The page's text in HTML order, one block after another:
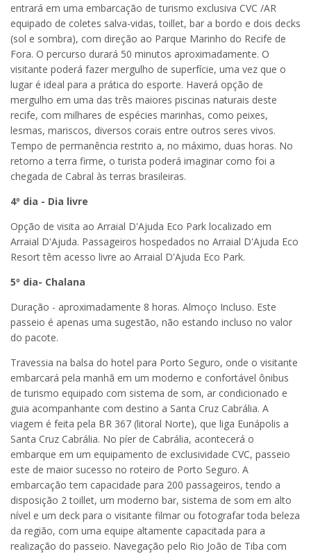
entrará em uma embarcação de turismo exclusiva CVC /AR
equipado de coletes salva-vidas, toillet, bar a bordo e dois decks
(sol e sombra), com direção ao Parque Marinho do Recife de
Fora. O percurso durará 50 minutos aproximadamente. O
visitante poderá fazer mergulho de superfície, uma vez que o
lugar é ideal para a prática do esporte. Haverá opção de
mergulho em uma das três maiores piscinas naturais deste
recife, com milhares de espécies marinhas, como peixes,
lesmas, mariscos, diversos corais entre outros seres vivos.
Tempo de permanência restrito a, no máximo, duas horas. No
retorno a terra firme, o turista poderá imaginar como foi a
chegada de Cabral às terras brasileiras.
4º dia - Dia livre
Opção de visita ao Arraial D'Ajuda Eco Park localizado em
Arraial D'Ajuda. Passageiros hospedados no Arraial D'Ajuda Eco
Resort têm acesso livre ao Arraial D'Ajuda Eco Park.
5º dia- Chalana
Duração - aproximadamente 8 horas. Almoço Incluso. Este
passeio é apenas uma sugestão, não estando incluso no valor
do pacote.
Travessia na balsa do hotel para Porto Seguro, onde o visitante
embarcará pela manhã em um moderno e confortável ônibus
de turismo equipado com sistema de som, ar condicionado e
guia acompanhante com destino a Santa Cruz Cabrália. A
viagem é feita pela BR 367 (litoral Norte), que liga Eunápolis a
Santa Cruz Cabrália. No píer de Cabrália, acontecerá o
embarque em um equipamento de exclusividade CVC, passeio
este de maior sucesso no roteiro de Porto Seguro. A
embarcação tem capacidade para 200 passageiros, tendo a
disposição 2 toillet, um moderno bar, sistema de som em alto
nível e um deck para o visitante filmar ou fotografar toda beleza
da região, com uma equipe altamente capacitada para a
realização do passeio. Navegação pelo Rio João de Tiba com